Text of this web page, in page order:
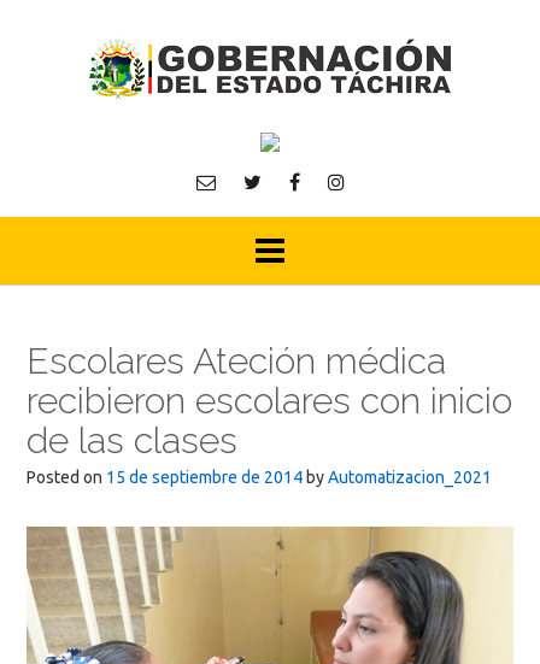
Escolares Ateción médica
recibieron escolares con inicio
de las clases
Posted on 15 de septiembre de 2014 byAutomatizacion_2021